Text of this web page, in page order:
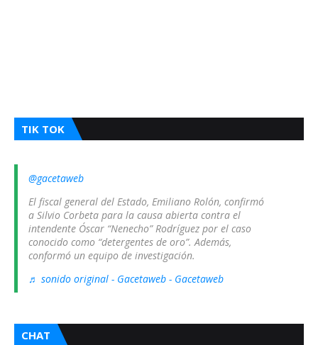
TIK TOK
@gacetaweb
El fiscal general del Estado, Emiliano Rolón, confirmó
a Silvio Corbeta para la causa abierta contra el
intendente Óscar “Nenecho” Rodríguez por el caso
conocido como “detergentes de oro”. Además,
conformó un equipo de investigación.
♬ sonido original - Gacetaweb - Gacetaweb
CHAT